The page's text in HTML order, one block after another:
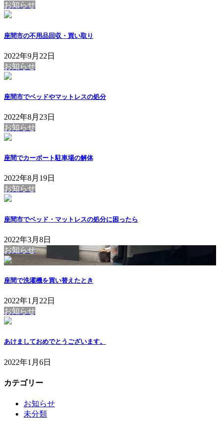
お知らせ
座間市の不用品回収・買い取り
2022年9月22日
お知らせ
座間市でベッドやマットレスの処分
2022年8月23日
お知らせ
座間でカーポート駐車場の解体
2022年8月19日
お知らせ
座間市でベッド・マットレスの処分に困ったら
2022年3月8日
お知らせ
座間で洗濯機を買い替えたとき
2022年1月22日
お知らせ
あけましておめでとうございます。
2022年1月6日
カテゴリー
お知らせ
未分類